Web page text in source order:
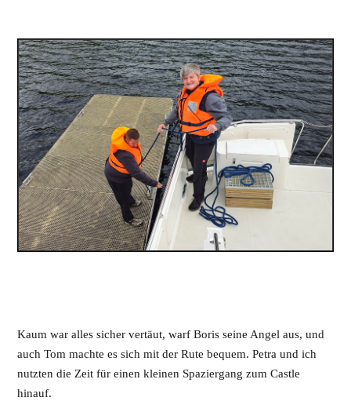
Kaum war alles sicher vertäut, warf Boris seine Angel aus, und
auch Tom machte es sich mit der Rute bequem. Petra und ich
nutzten die Zeit für einen kleinen Spaziergang zum Castle
hinauf.